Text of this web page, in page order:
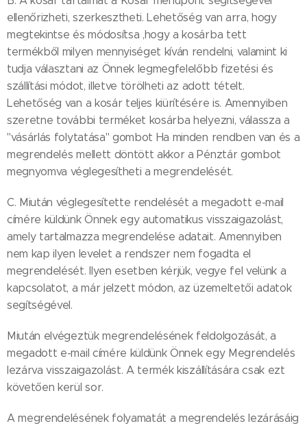
ellenőrizheti, szerkesztheti. Lehetőség van arra, hogy
megtekintse és módosítsa ,hogy a kosárba tett
termékből milyen mennyiséget kíván rendelni, valamint ki
tudja választani az Önnek legmegfelelőbb fizetési és
szállítási módot, illetve törölheti az adott tételt.
Lehetőség van a kosár teljes kiürítésére is. Amennyiben
szeretne további terméket kosárba helyezni, válassza a
"vásárlás folytatása" gombot Ha minden rendben van és a
megrendelés mellett döntött akkor a Pénztár gombot
megnyomva véglegesítheti a megrendelését.
C. Miután véglegesítette rendelését a megadott e-mail
címére küldünk Önnek egy automatikus visszaigazolást,
amely tartalmazza megrendelése adatait. Amennyiben
nem kap ilyen levelet a rendszer nem fogadta el
megrendelését. Ilyen esetben kérjük, vegye fel velünk a
kapcsolatot, a már jelzett módon, az üzemeltetői adatok
segítségével.
Miután elvégeztük megrendelésének feldolgozását, a
megadott e-mail címére küldünk Önnek egy Megrendelés
lezárva visszaigazolást. A termék kiszállítására csak ezt
követően kerül sor.
A megrendelésének folyamatát a megrendelés lezárásáig